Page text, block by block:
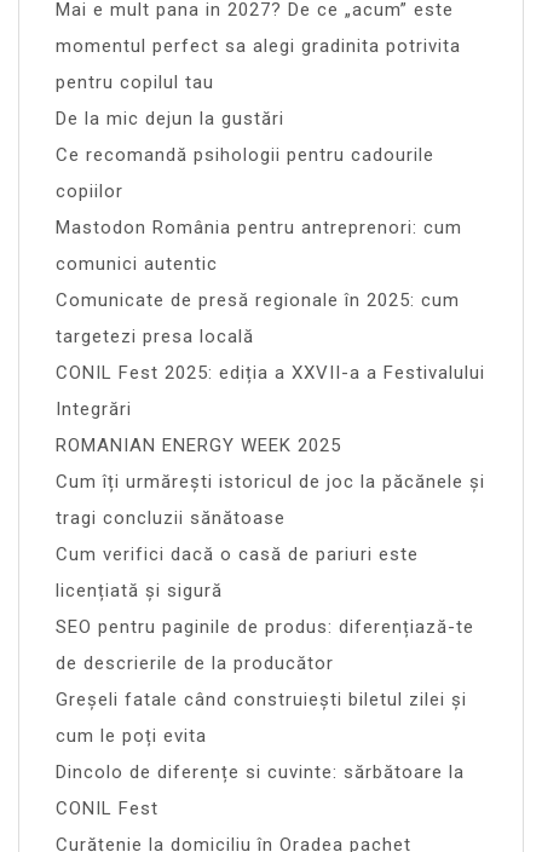
Mai e mult pana in 2027? De ce „acum” este
momentul perfect sa alegi gradinita potrivita
pentru copilul tau
De la mic dejun la gustări
Ce recomandă psihologii pentru cadourile
copiilor
Mastodon România pentru antreprenori: cum
comunici autentic
Comunicate de presă regionale în 2025: cum
targetezi presa locală
CONIL Fest 2025: ediția a XXVII-a a Festivalului
Integrări
ROMANIAN ENERGY WEEK 2025
Cum îți urmărești istoricul de joc la păcănele și
tragi concluzii sănătoase
Cum verifici dacă o casă de pariuri este
licențiată și sigură
SEO pentru paginile de produs: diferențiază-te
de descrierile de la producător
Greșeli fatale când construiești biletul zilei și
cum le poți evita
Dincolo de diferențe si cuvinte: sărbătoare la
CONIL Fest
Curățenie la domiciliu în Oradea pachet